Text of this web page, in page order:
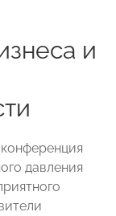
и
давления